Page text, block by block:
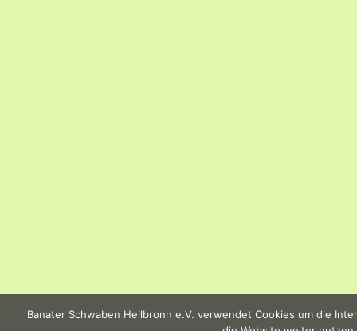
Banater Schwaben Heilbronn e.V. verwendet Cookies um die